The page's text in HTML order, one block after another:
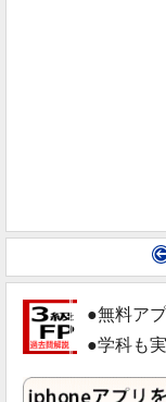
●無料ア
●学科も